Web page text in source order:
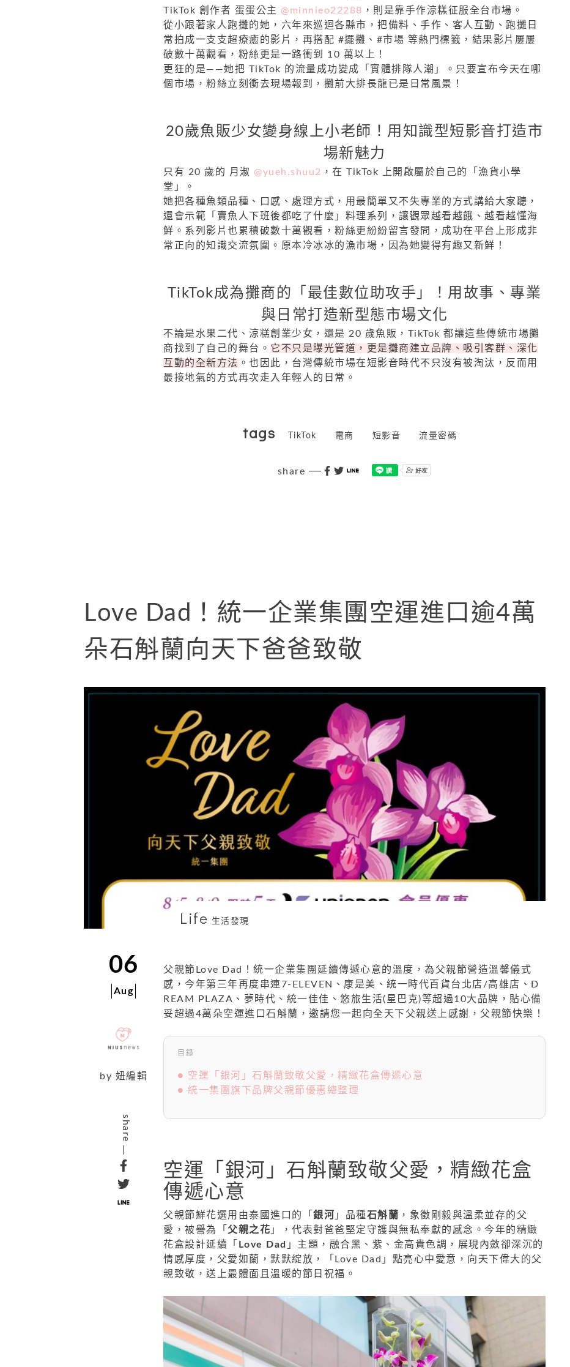
TikTok 創作者 蛋蛋公主 @minnieo22288 ，則是靠手作涼糕征服全台市場。
從小跟著家人跑攤的她，六年來巡迴各縣市，把備料、手作、客人互動、跑攤日
常拍成一支支超療癒的影片，再搭配 #擺攤、#市場 等熱門標籤，結果影片屢屢
破數十萬觀看，粉絲更是一路衝到 10 萬以上！
更狂的是——她把 TikTok 的流量成功變成「實體排隊人潮」。只要宣布今天在哪
個市場，粉絲立刻衝去現場報到，攤前大排長龍已是日常風景！
20歲魚販少女變身線上小老師！用知識型短影音打造市
場新魅力
只有 20 歲的 月淑 @yueh.shuu2 ，在 TikTok 上開啟屬於自己的「漁貨小學
堂」。
她把各種魚類品種、口感、處理方式，用最簡單又不失專業的方式講給大家聽，
還會示範「賣魚人下班後都吃了什麼」料理系列，讓觀眾越看越餓、越看越懂海
鮮。系列影片也累積破數十萬觀看，粉絲更紛紛留言發問，成功在平台上形成非
常正向的知識交流氛圍。原本冷冰冰的漁市場，因為她變得有趣又新鮮！
TikTok成為攤商的「最佳數位助攻手」！用故事、專業
與日常打造新型態市場文化
不論是水果二代、涼糕創業少女，還是 20 歲魚販，TikTok 都讓這些傳統市場攤
商找到了自己的舞台。 它不只是曝光管道，更是攤商建立品牌、吸引客群、深化
互動的全新方法 。也因此，台灣傳統市場在短影音時代不只沒有被淘汰，反而用
最接地氣的方式再次走入年輕人的日常。
tags TikTok 電商 短影音 流量密碼
share
Love Dad！統一企業集團空運進口逾4萬
朵石斛蘭向天下爸爸致敬
Life 生活發現
06
Aug
by 妞編輯
share
父親節Love Dad！統一企業集團延續傳遞心意的溫度，為父親節營造溫馨儀式
感，今年第三年再度串連7-ELEVEN、康是美、統一時代百貨台北店/高雄店、D
REAM PLAZA、夢時代、統一佳佳、悠旅生活(星巴克)等超過10大品牌，貼心備
妥超過4萬朵空運進口石斛蘭，邀請您一起向全天下父親送上感謝，父親節快樂！
目錄
● 空運「銀河」石斛蘭致敬父愛，精緻花盒傳遞心意
● 統一集團旗下品牌父親節優惠總整理
空運「銀河」石斛蘭致敬父愛，精緻花盒
傳遞心意
父親節鮮花選用由泰國進口的「 銀河 」品種石斛蘭 ，象徵剛毅與溫柔並存的父
愛，被譽為「 父親之花 」，代表對爸爸堅定守護與無私奉獻的感念。今年的精緻
花盒設計延續「 Love Dad 」主題，融合黑、紫、金高貴色調，展現內斂卻深沉的
情感厚度，父愛如蘭，默默綻放，「Love Dad」點亮心中愛意，向天下偉大的父
親致敬，送上最體面且溫暖的節日祝福。